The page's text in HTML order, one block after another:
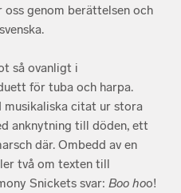
oss genom berättelsen och
så ovanligt i
för tuba och harpa.
musikaliska citat ur stora
anknytning till döden, ett
där. Ombedd av en
två om texten till
Snickets svar: Boo hoo!